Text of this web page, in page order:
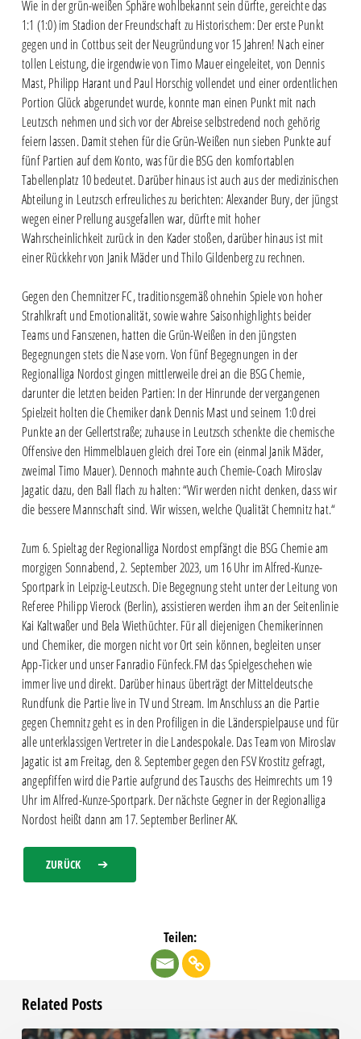
Wie in der grün-weißen Sphäre wohlbekannt sein dürfte, gereichte das
1:1 (1:0) im Stadion der Freundschaft zu Historischem: Der erste Punkt
gegen und in Cottbus seit der Neugründung vor 15 Jahren! Nach einer
tollen Leistung, die irgendwie von Timo Mauer eingeleitet, von Dennis
Mast, Philipp Harant und Paul Horschig vollendet und einer ordentlichen
Portion Glück abgerundet wurde, konnte man einen Punkt mit nach
Leutzsch nehmen und sich vor der Abreise selbstredend noch gehörig
feiern lassen. Damit stehen für die Grün-Weißen nun sieben Punkte auf
fünf Partien auf dem Konto, was für die BSG den komfortablen
Tabellenplatz 10 bedeutet. Darüber hinaus ist auch aus der medizinischen
Abteilung in Leutzsch erfreuliches zu berichten: Alexander Bury, der jüngst
wegen einer Prellung ausgefallen war, dürfte mit hoher
Wahrscheinlichkeit zurück in den Kader stoßen, darüber hinaus ist mit
einer Rückkehr von Janik Mäder und Thilo Gildenberg zu rechnen.
Gegen den Chemnitzer FC, traditionsgemäß ohnehin Spiele von hoher
Strahlkraft und Emotionalität, sowie wahre Saisonhighlights beider
Teams und Fanszenen, hatten die Grün-Weißen in den jüngsten
Begegnungen stets die Nase vorn. Von fünf Begegnungen in der
Regionalliga Nordost gingen mittlerweile drei an die BSG Chemie,
darunter die letzten beiden Partien: In der Hinrunde der vergangenen
Spielzeit holten die Chemiker dank Dennis Mast und seinem 1:0 drei
Punkte an der Gellertstraße; zuhause in Leutzsch schenkte die chemische
Offensive den Himmelblauen gleich drei Tore ein (einmal Janik Mäder,
zweimal Timo Mauer). Dennoch mahnte auch Chemie-Coach Miroslav
Jagatic dazu, den Ball flach zu halten: “Wir werden nicht denken, dass wir
die bessere Mannschaft sind. Wir wissen, welche Qualität Chemnitz hat.“
Zum 6. Spieltag der Regionalliga Nordost empfängt die BSG Chemie am
morgigen Sonnabend, 2. September 2023, um 16 Uhr im Alfred-Kunze-
Sportpark in Leipzig-Leutzsch. Die Begegnung steht unter der Leitung von
Referee Philipp Vierock (Berlin), assistieren werden ihm an der Seitenlinie
Kai Kaltwaßer und Bela Wiethüchter. Für all diejenigen Chemikerinnen
und Chemiker, die morgen nicht vor Ort sein können, begleiten unser
App-Ticker und unser Fanradio Fünfeck.FM das Spielgeschehen wie
immer live und direkt. Darüber hinaus überträgt der Mitteldeutsche
Rundfunk die Partie live in TV und Stream. Im Anschluss an die Partie
gegen Chemnitz geht es in den Profiligen in die Länderspielpause und für
alle unterklassigen Vertreter in die Landespokale. Das Team von Miroslav
Jagatic ist am Freitag, den 8. September gegen den FSV Krostitz gefragt,
angepfiffen wird die Partie aufgrund des Tauschs des Heimrechts um 19
Uhr im Alfred-Kunze-Sportpark. Der nächste Gegner in der Regionalliga
Nordost heißt dann am 17. September Berliner AK.
ZURÜCK
Teilen:
Related Posts